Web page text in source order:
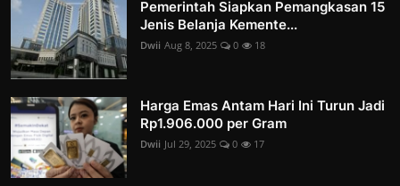
Pemerintah Siapkan Pemangkasan 15
Jenis Belanja Kemente...
Dwii Aug 8, 2025 0 18
Harga Emas Antam Hari Ini Turun Jadi
Rp1.906.000 per Gram
Dwii Jul 29, 2025 0 17